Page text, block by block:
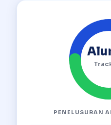
PENELUSURAN